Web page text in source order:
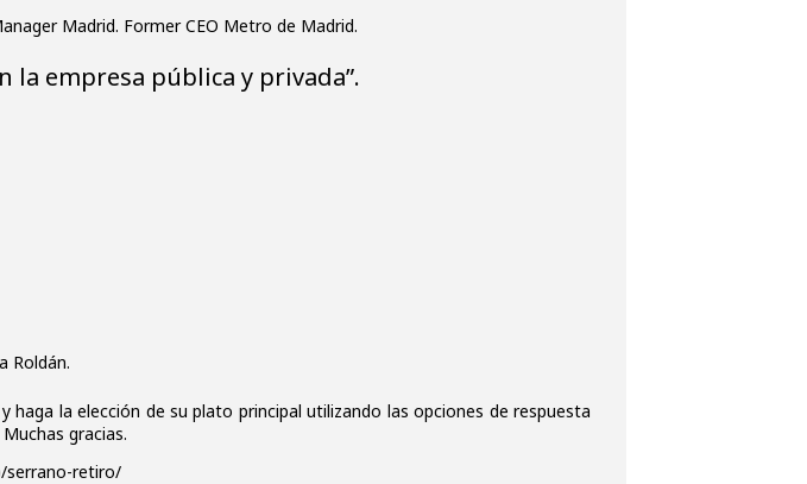
Madrid. Former CEO Metro de Madrid.
la empresa pública y privada”.
Roldán.
la elección de su plato principal utilizando las opciones de respuesta
Muchas gracias.
serrano-retiro/